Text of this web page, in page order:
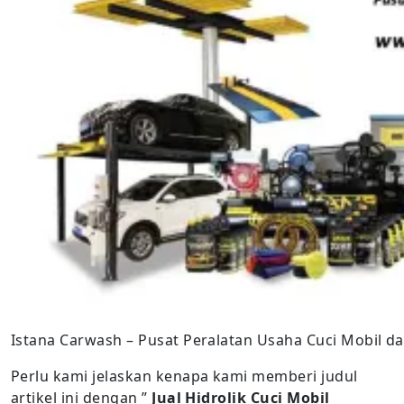
Istana Carwash – Pusat Peralatan Usaha Cuci Mobil
Perlu kami jelaskan kenapa kami memberi judul
artikel ini dengan ” Jual Hidrolik Cuci Mobil